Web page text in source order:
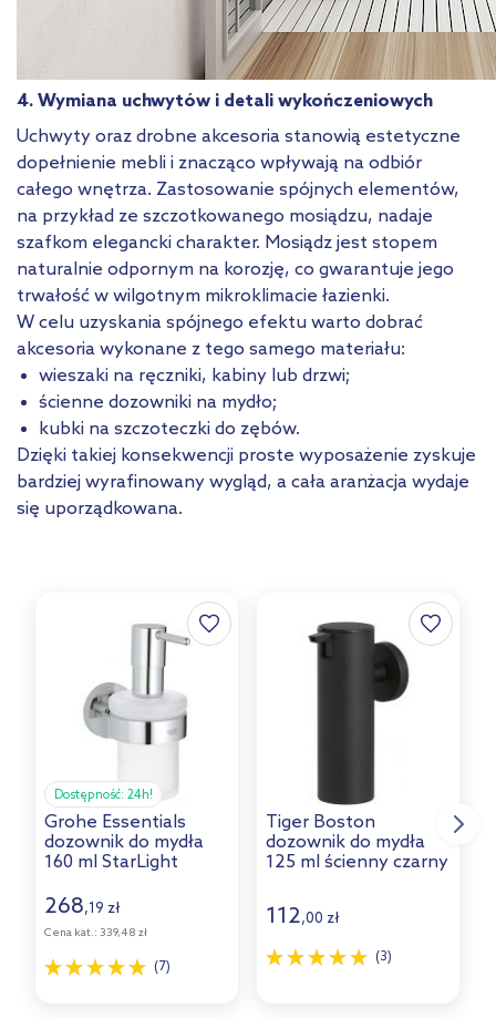
4. Wymiana uchwytów i detali wykończeniowych
Uchwyty oraz drobne akcesoria stanowią estetyczne
dopełnienie mebli i znacząco wpływają na odbiór
całego wnętrza. Zastosowanie spójnych elementów,
na przykład ze szczotkowanego mosiądzu, nadaje
szafkom elegancki charakter. Mosiądz jest stopem
naturalnie odpornym na korozję, co gwarantuje jego
trwałość w wilgotnym mikroklimacie łazienki.
W celu uzyskania spójnego efektu warto dobrać
akcesoria wykonane z tego samego materiału:
wieszaki na ręczniki, kabiny lub drzwi;
ścienne dozowniki na mydło;
kubki na szczoteczki do zębów.
Dzięki takiej konsekwencji proste wyposażenie zyskuje
bardziej wyrafinowany wygląd, a cała aranżacja wydaje
się uporządkowana.
Dostępność:24h!
Grohe Essentials
dozownik do mydła
160 ml StarLight
268,19 zł
Cena kat.: 339,48 zł
(7)
Tiger Boston
dozownik do mydła
125 ml ścienny czarny
112,00 zł
(3)